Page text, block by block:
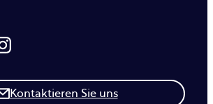
Kontaktieren Sie uns
page
page
Youtube page
our X page
to our Instagram page